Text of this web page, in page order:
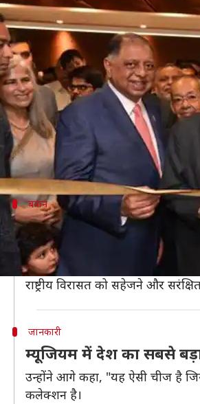
बेंगलुरू में खुला दक्षिण
लेखन प्रमोद कुमार Feb 17, 2020 01:29 pm
क्या है खबर?
आपने कई म्यूजियम देखे होंगे, जिनमें
दक्षिण भारत के पहले करंसी
म्यूजियम में आने वाले लोगों को
बयान
"राष्ट्रीय विरासत को सहेजने
प्रेस्टीज ग्रुप के मैनेजिंग डायरेक्टर
म्यूजियम के बारे में बताते हुए उन्होंने
राष्ट्रीय विरासत को सहेजने और
जानकारी
म्यूजियम में देश का सबसे
उन्होंने आगे कहा, "यह ऐसी चीज है
कलेक्शन है।